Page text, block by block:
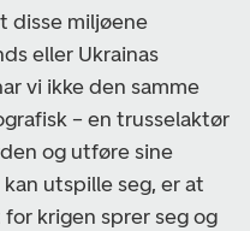
disse miljøene
eller Ukrainas
vi ikke den samme
– en trusselaktør
og utføre sine
utspille seg, er at
krigen sprer seg og